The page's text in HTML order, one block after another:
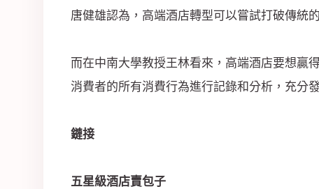
唐健雄認為，高端酒店轉型可以嘗試打破傳統
而在中南大學教授王林看來，高端酒店要想贏
消費者的所有消費行為進行記錄和分析，充分
鏈接
五星級酒店賣包子